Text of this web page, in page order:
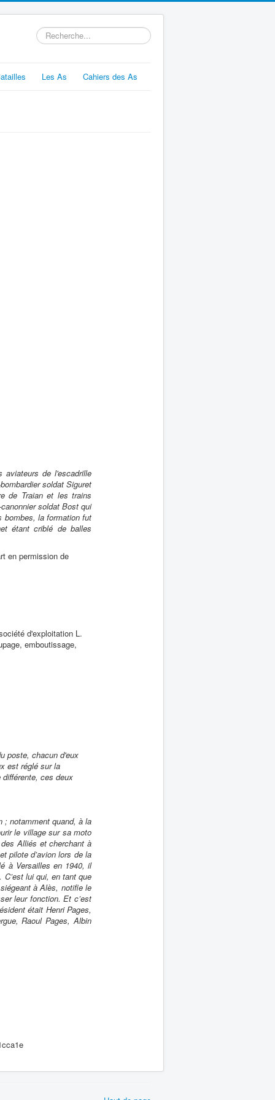
Rechercher
Les As Cahiers des As
aviateurs de l'escadrille
soldat Siguret
de Traian et les trains
soldat Bost qui
bombes, la formation fut
étant criblé de balles
en permission de
d'exploitation L.
emboutissage,
poste, chacun d'eux
est réglé sur la
différente, ces deux
; notamment quand, à la
le village sur sa moto
des Alliés et cherchant à
pilote d’avion lors de la
à Versailles en 1940, il
lui qui, en tant que
à Alès, notifie le
leur fonction. Et c’est
était Henri Pages,
Raoul Pages, Albin